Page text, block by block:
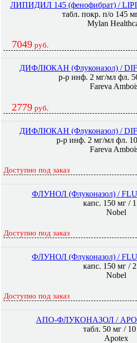
ЛИПИДИЛ 145 (фенофибрат) /
табл. покр. п/о 145
Mylan
7049 руб.
ДИФЛЮКАН (Флуконазол) /
р-р инф. 2 мг/мл фл.
Fareva
2779 руб.
ДИФЛЮКАН (Флуконазол) /
р-р инф. 2 мг/мл фл.
Fareva
Доступно под заказ
ФЛУНОЛ (Флуконазол) /
капс. 150 мг /
Nobel
Доступно под заказ
ФЛУНОЛ (Флуконазол) /
капс. 150 мг /
Nobel
Доступно под заказ
АПО-ФЛУКОНАЗОЛ /
табл. 50 мг /
Apotex